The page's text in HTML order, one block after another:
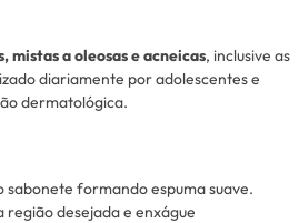
mistas a oleosas e acneicas, inclusive as
diariamente por adolescentes e
dermatológica.
sabonete formando espuma suave.
região desejada e enxágue